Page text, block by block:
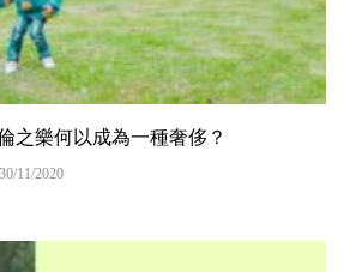
之樂何以成為一種奢侈？
30/11/2020